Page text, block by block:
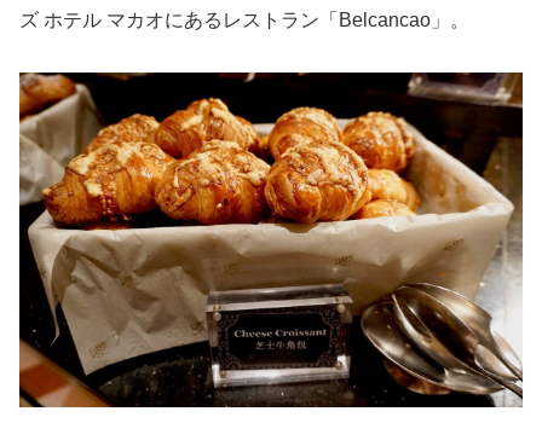
ズ ホテル マカオにあるレストラン「Belcancao」。